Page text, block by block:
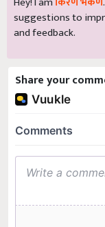
suggestions to
and feedback.
Share your